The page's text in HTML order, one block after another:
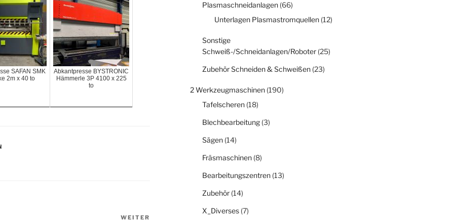
SAFAN SMK
2m x 40 to
Abkantpresse BYSTRONIC
Hämmerle 3P 4100 x 225
to
WEITER
Plasmaschneidanlagen(66)
Unterlagen Plasmastromquellen(12)
Sonstige
Schweiß-/Schneidanlagen/Roboter(25)
Zubehör Schneiden & Schweißen(23)
2 Werkzeugmaschinen(190)
Tafelscheren(18)
Blechbearbeitung(3)
Sägen(14)
Fräsmaschinen(8)
Bearbeitungszentren(13)
Zubehör(14)
X_Diverses(7)